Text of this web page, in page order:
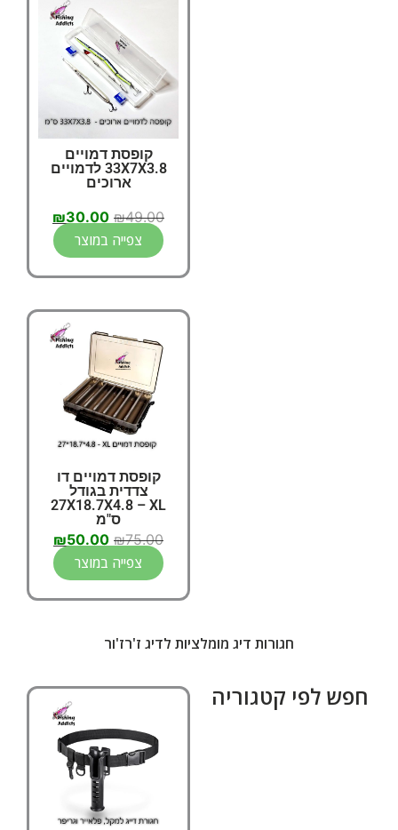
קופסת דמויים
33X7X3.8 לדמויים
ארוכים
₪49.00
₪30.00
צפייה במוצר
קופסת דמויים דו
צדדית בגודל
27X18.7X4.8 – XL
ס"מ
₪75.00
₪50.00
צפייה במוצר
חגורות דיג מומלציות לדיג ז'רז'ור
חפש לפי קטגוריה